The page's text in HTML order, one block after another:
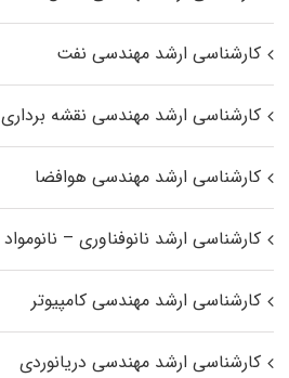
کارشناسی ارشد مهندسی نفت
کارشناسی ارشد مهندسی نقشه برداری
کارشناسی ارشد مهندسی هوافضا
کارشناسی ارشد نانوفناوری – نانومواد
کارشناسی ارشد مهندسی کامپیوتر
کارشناسی ارشد مهندسی دریانوردی